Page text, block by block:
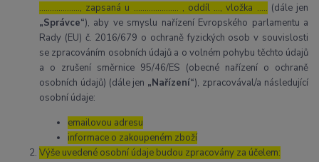
………………., zapsaná u ………………… , oddíl …, vložka ….. (dále jen
„Správce“), aby ve smyslu nařízení Evropského parlamentu a
Rady (EU) č. 2016/679 o ochraně fyzických osob v souvislosti
se zpracováním osobních údajů a o volném pohybu těchto údajů
a o zrušení směrnice 95/46/ES (obecné nařízení o ochraně
osobních údajů) (dále jen „Nařízení“), zpracovával/a následující
osobní údaje:
emailovou adresu
informace o zakoupeném zboží
Výše uvedené osobní údaje budou zpracovány za účelem: